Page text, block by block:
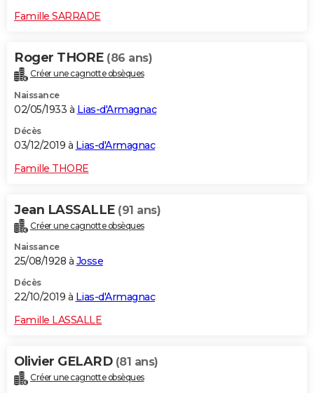
Famille SARRADE
Roger THORE (86 ans)
Créer une cagnotte obsèques
Naissance
02/05/1933 à Lias-d'Armagnac
Décès
03/12/2019 à Lias-d'Armagnac
Famille THORE
Jean LASSALLE (91 ans)
Créer une cagnotte obsèques
Naissance
25/08/1928 à Josse
Décès
22/10/2019 à Lias-d'Armagnac
Famille LASSALLE
Olivier GELARD (81 ans)
Créer une cagnotte obsèques